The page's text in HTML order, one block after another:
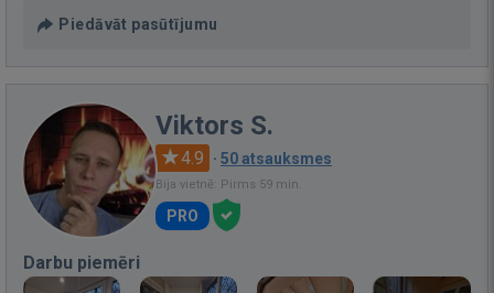
Piedāvāt pasūtījumu
Viktors S.
4.9 · 50 atsauksmes
Bija vietnē: Pirms 59 min.
PRO
Darbu piemēri